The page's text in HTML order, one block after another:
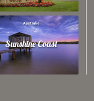
Australie
Sunshine Coast